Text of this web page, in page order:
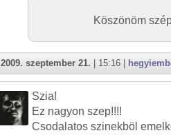
Köszönöm
2009. szeptember 21. | 15:16 |
Szia!
Ez nagyon szep!!!!
Csodalatos szinekböl